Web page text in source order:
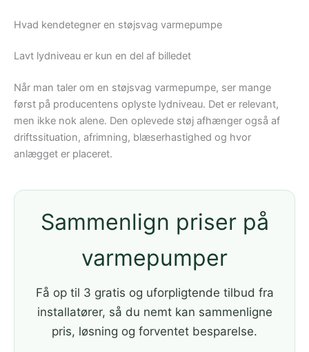
Hvad kendetegner en støjsvag varmepumpe
Lavt lydniveau er kun en del af billedet
Når man taler om en støjsvag varmepumpe, ser mange
først på producentens oplyste lydniveau. Det er relevant,
men ikke nok alene. Den oplevede støj afhænger også af
driftssituation, afrimning, blæserhastighed og hvor
anlægget er placeret.
Sammenlign priser på
varmepumper
Få op til 3 gratis og uforpligtende tilbud fra
installatører, så du nemt kan sammenligne
pris, løsning og forventet besparelse.